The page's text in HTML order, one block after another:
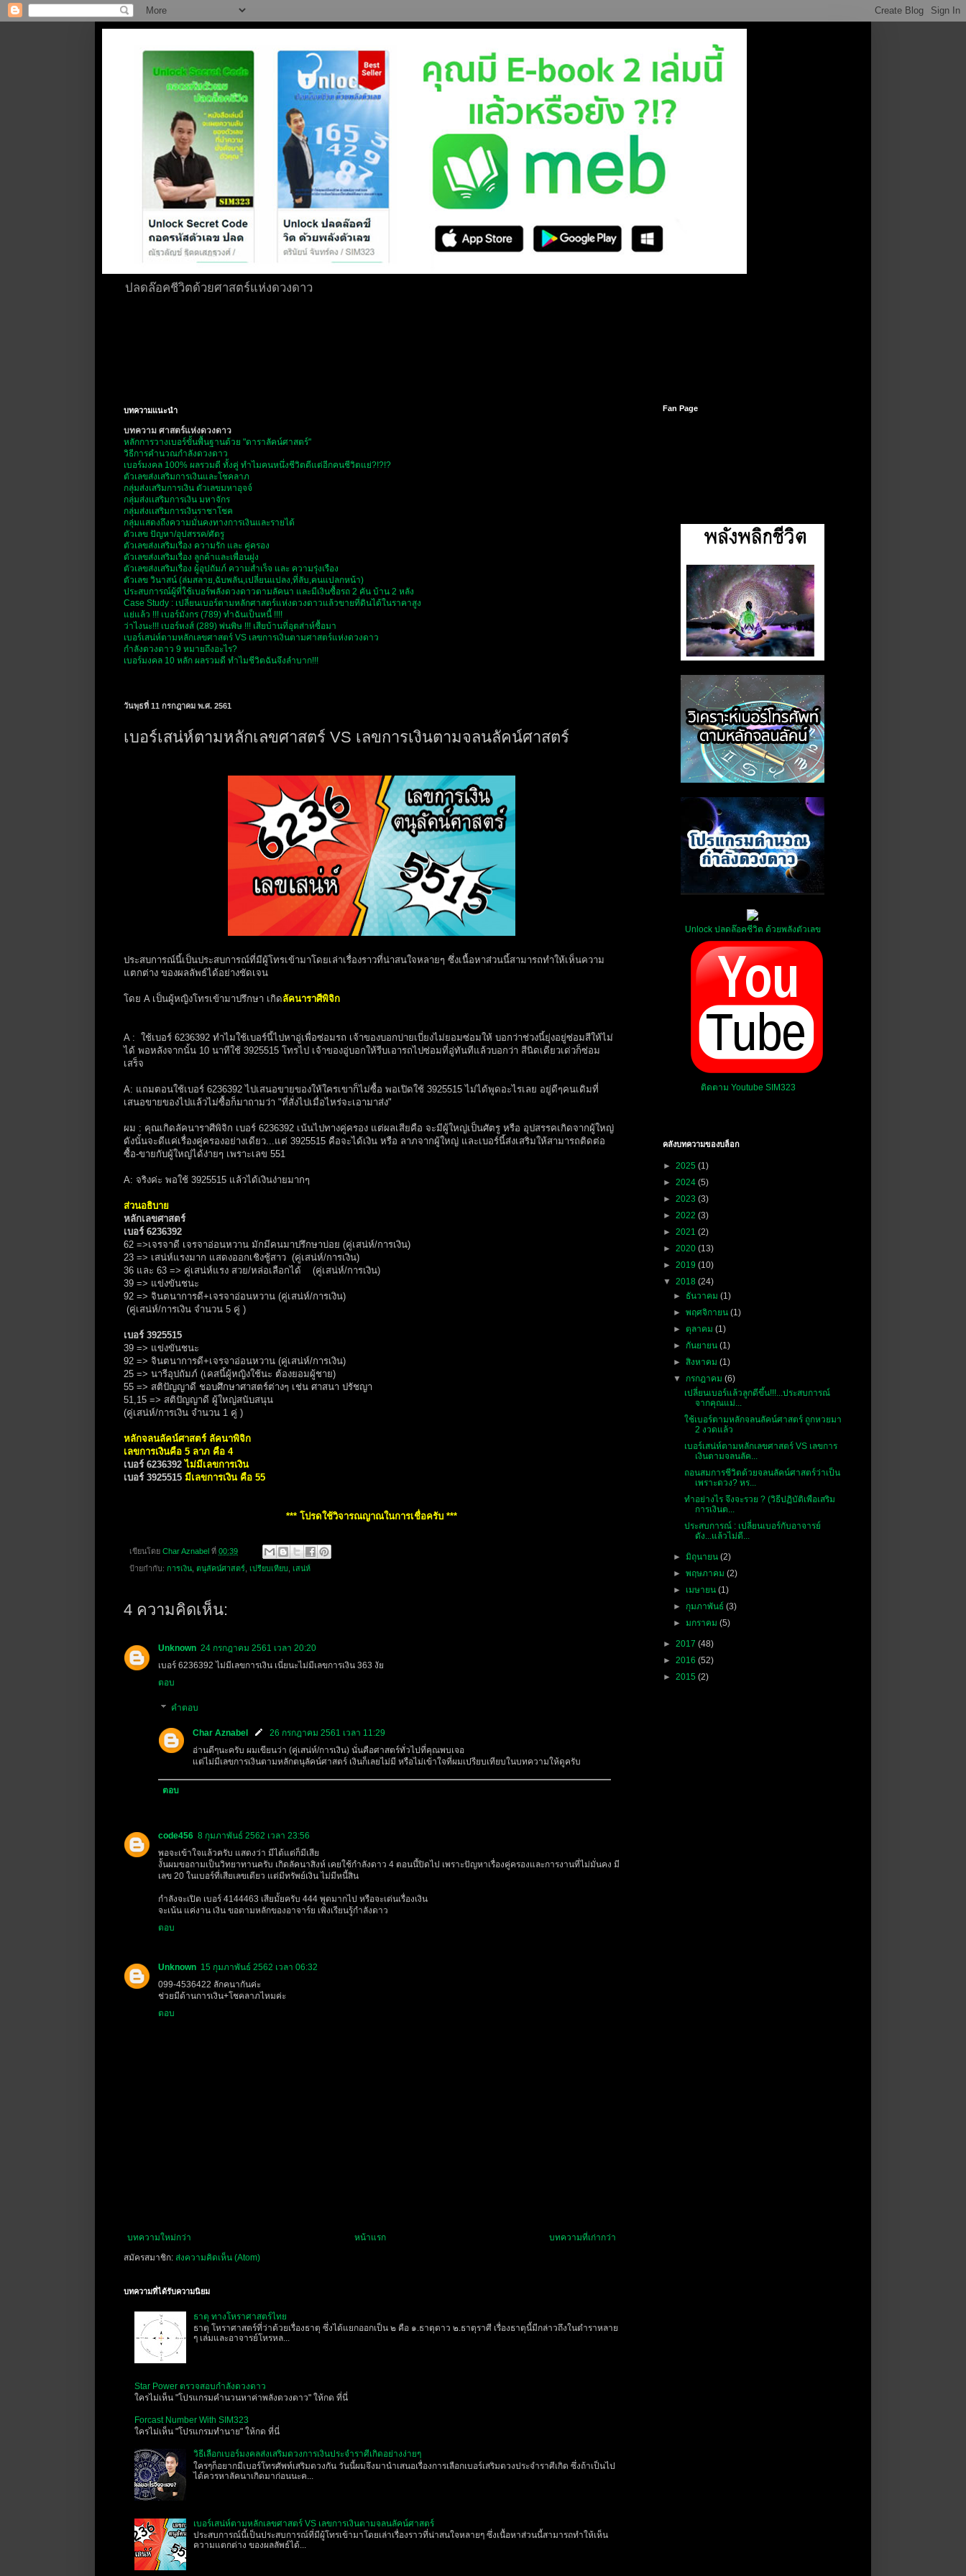
ปลดล๊อคชีวิตด้วยศาสตร์แห่งดวงดาว
บทความแนะนำ
บทความ ศาสตร์แห่งดวงดาว
หลักการวางเบอร์ขั้นพื้นฐานด้วย "ดาราลัคน์ศาสตร์"
วิธีการคำนวณกำลังดวงดาว
เบอร์มงคล 100% ผลรวมดี ทั้งคู่ ทำไมคนหนึ่งชีวิตดีแต่อีกคนชีวิตแย่?!?!?
ตัวเลขส่งเสริมการเงินและโชคลาภ
กลุ่มส่งเสริมการเงิน ตัวเลขมหาอุจจ์
กลุ่มส่งเเสริมการเงิน มหาจักร
กลุ่มส่งเเสริมการเงินราชาโชค
กลุ่มแสดงถึงความมั่นคงทางการเงินและรายได้
ตัวเลข ปัญหา/อุปสรรค/ศัตรู
ตัวเลขส่งเสริมเรื่อง ความรัก และ คู่ครอง
ตัวเลขส่งเสริมเรื่อง ลูกค้าและเพื่อนฝูง
ตัวเลขส่งเสริมเรื่อง ผู้อุปถัมภ์ ความสำเร็จ และ ความรุ่งเรือง
ตัวเลข วินาสน์ (ล่มสลาย,ฉับพลัน,เปลี่ยนแปลง,ที่ลับ,คนแปลกหน้า)
ประสบการณ์ผู้ที่ใช้เบอร์พลังดวงดาวตามลัคนา และมีเงินซื้อรถ 2 คัน บ้าน 2 หลัง
Case Study : เปลี่ยนเบอร์ตามหลักศาสตร์แห่งดวงดาวแล้วขายที่ดินได้ในราคาสูง
แย่แล้ว !!! เบอร์มังกร (789) ทำฉันเป็นหนี้ !!!!
ว่าไงนะ!!! เบอร์หงส์ (289) พ่นพิษ !!! เสียบ้านที่อุตส่าห์ซื้อมา
เบอร์เสน่ห์ตามหลักเลขศาสตร์ VS เลขการเงินตามศาสตร์แห่งดวงดาว
กำลังดวงดาว 9 หมายถึงอะไร?
เบอร์มงคล 10 หลัก ผลรวมดี ทำไมชีวิตฉันจึงลำบาก!!!
วันพุธที่ 11 กรกฎาคม พ.ศ. 2561
เบอร์เสน่ห์ตามหลักเลขศาสตร์ VS เลขการเงินตามจลนลัคน์ศาสตร์
ประสบการณ์นี้เป็นประสบการณ์ที่มีผู้โทรเข้ามาโดยเล่าเรื่องราวที่น่าสนใจหลายๆ ซึ่งเนื้อหาส่วนนี้สามารถทำให้เห็นความ
แตกต่าง ของผลลัพธ์ได้อย่างชัดเจน
โดย A เป็นผู้หญิงโทรเข้ามาปรึกษา เกิดลัคนาราศีพิจิก
A : ใช้เบอร์ 6236392 ทำไมใช้เบอร์นี้ไปหาอู่เพื่อซ่อมรถ เจ้าของบอกบ่ายเบี่ยงไม่ยอมซ่อมให้ บอกว่าช่วงนี้ยุ่งอยู่ซ่อมสีให้ไม่
ได้ พอหลังจากนั้น 10 นาทีใช้ 3925515 โทรไป เจ้าของอู่บอกให้รีบเอารถไปซ่อมที่อู่ทันทีแล้วบอกว่า สีนิดเดียวเด่วก็ซ่อม
เสร็จ
A: แถมตอนใช้เบอร์ 6236392 ไปเสนอขายของให้ใครเขาก็ไม่ซื้อ พอเปิดใช้ 3925515 ไม่ได้พูดอะไรเลย อยู่ดีๆคนเดิมที่
เสนอขายของไปแล้วไม่ซื้อก็มาถามว่า "ที่สั่งไปเมื่อไหร่จะเอามาส่ง"
ผม : คุณเกิดลัคนาราศีพิจิก เบอร์ 6236392 เน้นไปทางคู่ครอง แต่ผลเสียคือ จะมีผู้ใหญ่เป็นศัตรู หรือ อุปสรรคเกิดจากผู้ใหญ่
ดังนั้นจะดีแค่เรื่องคู่ครองอย่างเดียว...แต่ 3925515 คือจะได้เงิน หรือ ลาภจากผู้ใหญ่ และเบอร์นี้ส่งเสริมให้สามารถติดต่อ
ซื้อ-ขายกับผู้ใหญ่ได้ง่ายๆ เพราะเลข 551
A: จริงค่ะ พอใช้ 3925515 แล้วได้เงินง่ายมากๆ
ส่วนอธิบาย
หลักเลขศาสตร์
เบอร์ 6236392
62 =>เจรจาดี เจรจาอ่อนหวาน มักมีคนมาปรึกษาบ่อย (คู่เสน่ห์/การเงิน)
23 => เสน่ห์แรงมาก แสดงออกเชิงชู้สาว (คู่เสน่ห์/การเงิน)
36 และ 63 => คู่เสน่ห์แรง สวย/หล่อเลือกได้ (คู่เสน่ห์/การเงิน)
39 => แข่งขันชนะ
92 => จินตนาการดี+เจรจาอ่อนหวาน (คู่เสน่ห์/การเงิน)
(คู่เสน่ห์/การเงิน จำนวน 5 คู่ )
เบอร์ 3925515
39 => แข่งขันชนะ
92 => จินตนาการดี+เจรจาอ่อนหวาน (คู่เสน่ห์/การเงิน)
25 => นารีอุปถัมภ์ (เคสนี้ผู้หญิงใช้นะ ต้องยอมผู้ชาย)
55 => สติปัญญาดี ชอบศึกษาศาสตร์ต่างๆ เช่น ศาสนา ปรัชญา
51,15 => สติปัญญาดี ผู้ใหญ่สนับสนุน
(คู่เสน่ห์/การเงิน จำนวน 1 คู่ )
หลักจลนลัคน์ศาสตร์ ลัคนาพิจิก
เลขการเงินคือ 5 ลาภ คือ 4
เบอร์ 6236392ไม่มีเลขการเงิน
เบอร์ 3925515 มีเลขการเงิน คือ 55
*** โปรดใช้วิจารณญาณในการเชื่อครับ ***
เขียนโดย Char Aznabel ที่ 00:39
ป้ายกำกับ: การเงิน, ตนุลัคน์ศาสตร์, เปรียบเทียบ, เสน่ห์
4 ความคิดเห็น:
Unknown 24 กรกฎาคม 2561 เวลา 20:20
เบอร์ 6236392 ไม่มีเลขการเงิน เนี่ยนะไม่มีเลขการเงิน 363 งัย
ตอบ
คำตอบ
Char Aznabel
26 กรกฎาคม 2561 เวลา 11:29
อ่านดีๆนะครับ ผมเขียนว่า (คู่เสน่ห์/การเงิน) นั่นคือศาสตร์ทั่วไปที่คุณพบเจอ
แต่ไม่มีเลขการเงินตามหลักตนุลัคน์ศาสตร์ เงินก็เลยไม่มี หรือไม่เข้าใจที่ผมเปรียบเทียบในบทความให้ดูครับ
ตอบ
code456 8 กุมภาพันธ์ 2562 เวลา 23:56
พอจะเข้าใจแล้วครับ แสดงว่า มีได้แต่ก็มีเสีย
งั้นผมขอถามเป็นวิทยาทานครับ เกิดลัคนาสิงห์ เคยใช้กำลังดาว 4 ตอนนี้ปิดไป เพราะปัญหาเรื่องคู่ครองและการงานที่ไม่มั่นคง มี
เลข 20 ในเบอร์ที่เสียเลขเดียว แต่มีทรัพย์เงิน ไม่มีหนี้สิน
กำลังจะเปิด เบอร์ 4144463 เสียมั้ยครับ 444 พูดมากไป หรือจะเด่นเรื่องเงิน
จะเน้น แค่งาน เงิน ขอตามหลักของอาจาร์ย เพิ่งเรียนรู้กำลังดาว
ตอบ
Unknown 15 กุมภาพันธ์ 2562 เวลา 06:32
099-4536422 ลักคนากันค่ะ
ช่วยมีด้านการเงิน+โชคลาภไหมค่ะ
ตอบ
บทความใหม่กว่า บทความที่เก่ากว่า
หน้าแรก
สมัครสมาชิก: ส่งความคิดเห็น (Atom)
บทความที่ได้รับความนิยม
ธาตุ ทางโหราศาสตร์ไทย
ธาตุ โหราศาสตร์ที่ว่าด้วยเรื่องธาตุ ซึ่งได้แยกออกเป็น ๒ คือ ๑.ธาตุดาว ๒.ธาตุราศี เรื่องธาตุนี้มีกล่าวถึงในตำราหลาย
ๆ เล่มและอาจารย์โหรหล...
Star Power ตรวจสอบกำลังดวงดาว
ใครไม่เห็น "โปรแกรมคำนวนหาค่าพลังดวงดาว" ให้กด ที่นี่
Forcast Number With SIM323
ใครไม่เห็น "โปรแกรมทำนาย" ให้กด ที่นี่
วิธีเลือกเบอร์มงคลส่งเสริมดวงการเงินประจำราศีเกิดอย่างง่ายๆ
ใครๆก็อยากมีเบอร์โทรศัพท์เสริมดวงกัน วันนี้ผมจึงมานำเสนอเรื่องการเลือกเบอร์เสริมดวงประจำราศีเกิด ซึ่งถ้าเป็นไป
ได้ควรหาลัคนาเกิดมาก่อนนะค...
เบอร์เสน่ห์ตามหลักเลขศาสตร์ VS เลขการเงินตามจลนลัคน์ศาสตร์
ประสบการณ์นี้เป็นประสบการณ์ที่มีผู้โทรเข้ามาโดยเล่าเรื่องราวที่น่าสนใจหลายๆ ซึ่งเนื้อหาส่วนนี้สามารถทำให้เห็น
ความแตกต่าง ของผลลัพธ์ได้...
Fan Page
Unlock ปลดล๊อคชีวิต ด้วยพลังตัวเลข
ติดตาม Youtube SIM323
คลังบทความของบล็อก
► 2025 (1)
► 2024 (5)
► 2023 (3)
► 2022 (3)
► 2021 (2)
► 2020 (13)
► 2019 (10)
▼ 2018 (24)
► ธันวาคม(1)
►พฤศจิกายน(1)
► ตุลาคม(1)
► กันยายน(1)
►สิงหาคม(1)
▼ กรกฎาคม(6)
เปลี่ยนเบอร์แล้วลูกดีขึ้น!!!...ประสบการณ์
จากคุณแม่...
ใช้เบอร์ตามหลักจลนลัคน์ศาสตร์ ถูกหวยมา
2 งวดแล้ว
เบอร์เสน่ห์ตามหลักเลขศาสตร์ VS เลขการ
เงินตามจลนลัค...
ถอนสมการชีวิตด้วยจลนลัคน์ศาสตร์ว่าเป็น
เพราะดวง? หร...
ทำอย่างไร จึงจะรวย ? (วิธีปฏิบัติเพือเสริม
การเงินต...
ประสบการณ์ : เปลี่ยนเบอร์กับอาจารย์
ดัง...แล้วไม่ดี...
►มิถุนายน(2)
►พฤษภาคม(2)
► เมษายน(1)
► กุมภาพันธ์(3)
►มกราคม(5)
► 2017 (48)
► 2016 (52)
► 2015 (2)